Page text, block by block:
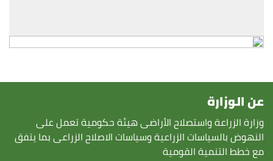
عن الوزارة
وزارة الزراعة واستصلاح الأراضى هيئة حكومية تعمل على
النهوض بالسياسات الزراعية وسياسات الاصلاح الزراعى بما يتفق
مع خطط التنمية القومية